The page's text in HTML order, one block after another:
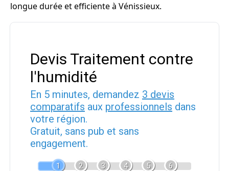
longue durée et efficiente à Vénissieux.
Devis Traitement contre
l'humidité
En 5 minutes, demandez 3 devis
comparatifs aux professionnels dans
votre région.
Gratuit, sans pub et sans
engagement.
1 2 3 4 5 6